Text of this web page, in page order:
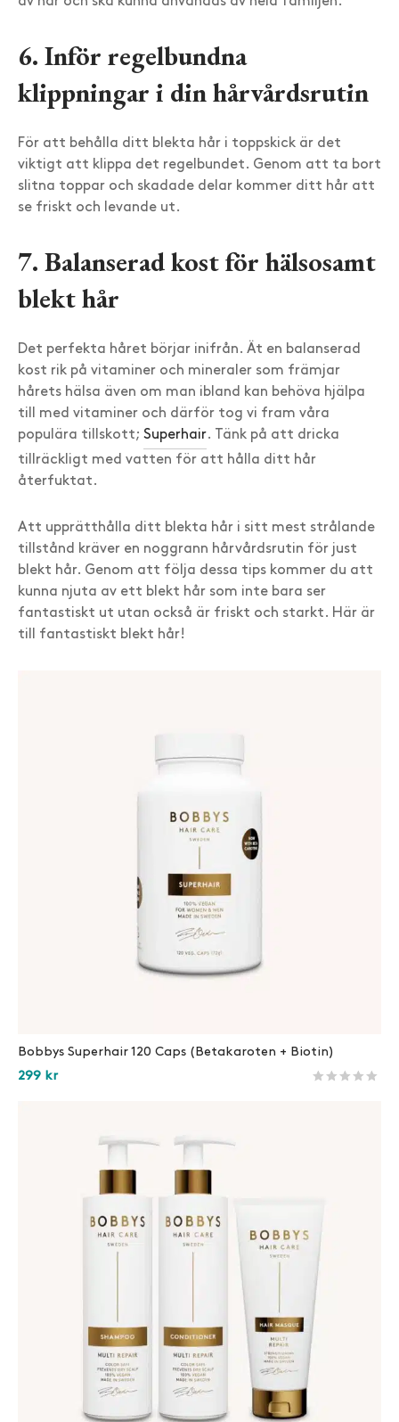
6. Inför regelbundna
klippningar i din hårvårdsrutin
För att behålla ditt blekta hår i toppskick är det
viktigt att klippa det regelbundet. Genom att ta bort
slitna toppar och skadade delar kommer ditt hår att
se friskt och levande ut.
7. Balanserad kost för hälsosamt
blekt hår
Det perfekta håret börjar inifrån. Ät en balanserad
kost rik på vitaminer och mineraler som främjar
hårets hälsa även om man ibland kan behöva hjälpa
till med vitaminer och därför tog vi fram våra
populära tillskott; Superhair. Tänk på att dricka
tillräckligt med vatten för att hålla ditt hår
återfuktat.
Att upprätthålla ditt blekta hår i sitt mest strålande
tillstånd kräver en noggrann hårvårdsrutin för just
blekt hår. Genom att följa dessa tips kommer du att
kunna njuta av ett blekt hår som inte bara ser
fantastiskt ut utan också är friskt och starkt. Här är
till fantastiskt blekt hår!
Bobbys Superhair 120 Caps (Betakaroten + Biotin)
299 kr